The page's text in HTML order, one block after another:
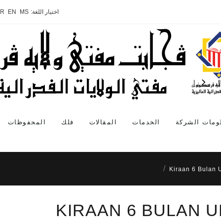
اختيار اللغة: MS
EN
الشركة الخدمات المقالات فلك المحفوظات
Kiraan 6 Bulan
KIRAAN 6 BULAN